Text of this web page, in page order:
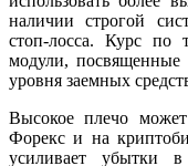
наличии строгой
стоп-лосса. Курс по
модули, посвященные
уровня заемных
Высокое плечо
Форекс и на
усиливает убытки